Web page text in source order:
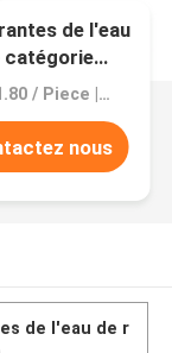
de l'eau
catégorie
Prix：US $1.80 / Piece | 3000 Pieces (Min. Order)
nous
de l'eau de r